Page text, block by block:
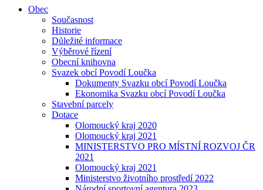
Obec
Současnost
Historie
Důležité informace
Výběrové řízení
Obecní knihovna
Svazek obcí Povodí Loučka
Dokumenty Svazku obcí Povodí Loučka
Ekonomika Svazku obcí Povodí Loučka
Stavební parcely
Dotace
Olomoucký kraj 2020
Olomoucký kraj 2021
MINISTERSTVO PRO MÍSTNÍ ROZVOJ ČR
2021
Olomoucký kraj 2021
Ministerstvo životního prostředí 2022